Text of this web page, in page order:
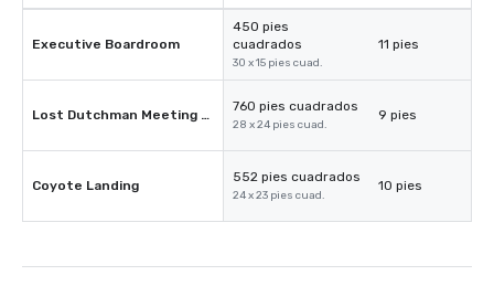
Executive Boardroom
450 pies
cuadrados
30 x 15 pies cuad.
11 pies
Lost Dutchman Meeting Room
760 pies cuadrados
28 x 24 pies cuad.
9 pies
Coyote Landing
552 pies cuadrados
24 x 23 pies cuad.
10 pies